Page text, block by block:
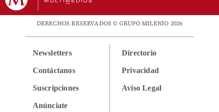
DERECHOS RESERVADOS © GRUPO MILENIO 2026
Newsletters
Contáctanos
Suscripciones
Anúnciate
Directorio
Privacidad
Aviso Legal